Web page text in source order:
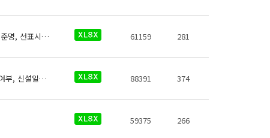
호선정보에 관련된 선명, 철도운영구분, 시작역명, 종료역명, 대표선명, 권역명, 방향기준명, 선표시순서
61159 281
역코드, 역명, 영어, 로마자, 일본어, 중국어(간체,번체), 약어, 환승역여부, 유실물취급여부, 신설일자, 폐지일자, 행정구역코드
88391 374
59375 266